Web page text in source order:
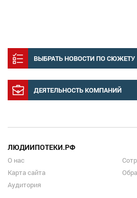
ВЫБРАТЬ НОВОСТИ ПО СЮЖЕТУ
ДЕЯТЕЛЬНОСТЬ КОМПАНИЙ
ЛЮДИИПОТЕКИ.РФ
О нас
Карта сайта
Аудитория